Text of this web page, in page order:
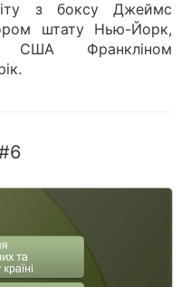
з боксу Джеймс
штату Нью-Йорк,
США Франкліном